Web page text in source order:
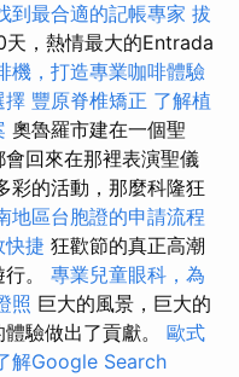
到最合適的記帳專家 拔
，熱情最大的Entrada
機，打造專業咖啡體驗
擇 豐原脊椎矯正 了解植
奧魯羅市建在一個聖
回來在那裡表演聖儀
彩的活動，那麼科隆狂
地區台胞證的申請流程
快捷 狂歡節的真正高潮
。 專業兒童眼科，為
照 巨大的風景，巨大的
驗做出了貢獻。 歐式
解Google Search